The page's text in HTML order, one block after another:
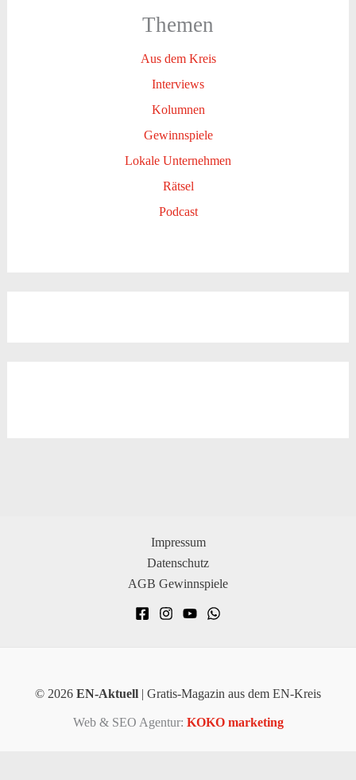
Themen
Aus dem Kreis
Interviews
Kolumnen
Gewinnspiele
Lokale Unternehmen
Rätsel
Podcast
Impressum
Datenschutz
AGB Gewinnspiele
© 2026 EN-Aktuell | Gratis-Magazin aus dem EN-Kreis
Web & SEO Agentur: KOKO marketing